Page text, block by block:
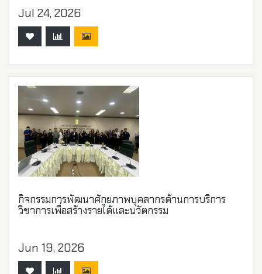
Jul 24, 2026
กิจกรรมการพัฒนาศักยภาพบุคลากรด้านการบริการ
วิชาการเพื่อสร้างรายได้และนวัตกรรม
Jun 19, 2026